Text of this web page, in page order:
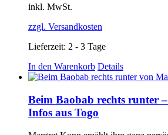
inkl. MwSt.
zzgl. Versandkosten
Lieferzeit: 2 - 3 Tage
In den Warenkorb Details
Beim Baobab rechts runter
Infos aus Togo